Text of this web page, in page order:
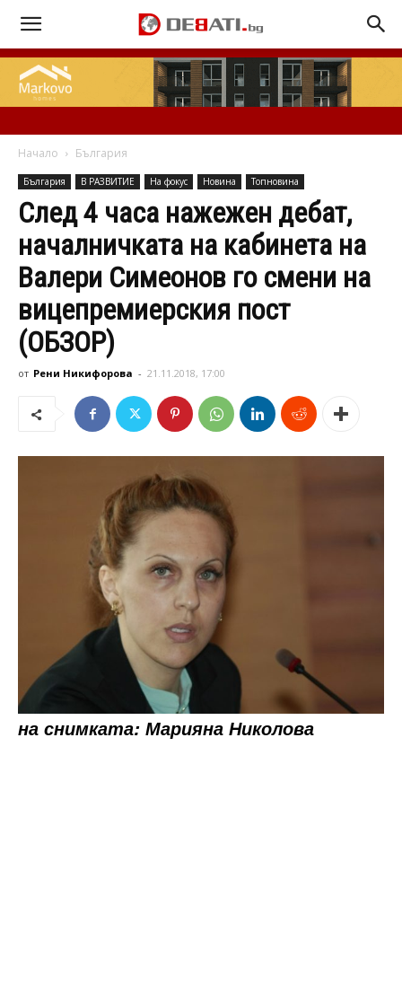
Начало България
България В РАЗВИТИЕ На фокус Новина Топновина
След 4 часа нажежен дебат,
началничката на кабинета на
Валери Симеонов го смени на
вицепремиерския пост
(ОБЗОР)
от Рени Никифорова - 21.11.2018, 17:00
на снимката: Марияна Николова